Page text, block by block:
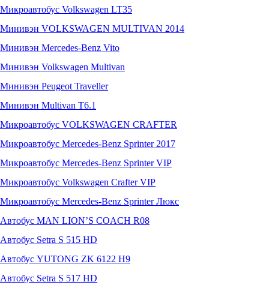
Микроавтобус Volkswagen LT35
Минивэн VOLKSWAGEN MULTIVAN 2014
Минивэн Mercedes-Benz Vito
Минивэн Volkswagen Multivan
Минивэн Peugeot Traveller
Минивэн Multivan Т6.1
Микроавтобус VOLKSWAGEN CRAFTER
Микроавтобус Mercedes-Benz Sprinter 2017
Микроавтобус Mercedes-Benz Sprinter VIP
Микроавтобус Volkswagen Crafter VIP
Микроавтобус Mercedes-Benz Sprinter Люкс
Автобус MAN LION’S COACH R08
Автобус Setra S 515 HD
Автобус YUTONG ZK 6122 H9
Автобус Setra S 517 HD